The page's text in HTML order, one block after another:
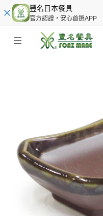
豐名日本餐具
官方認證，安心首選APP